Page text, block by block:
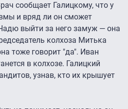
сообщает Галицкому, что у
и вряд ли он сможет
выйти за него замуж — она
колхоза Митька
тоже говорит "да". Иван
в колхозе. Галицкий
узнав, кто их крышует